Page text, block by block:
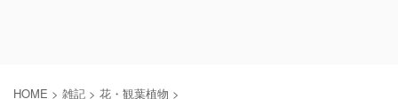
HOME > 雑記 > 花・観葉植物 >